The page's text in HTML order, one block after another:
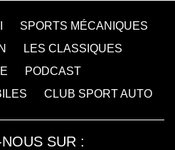
SPORTS MÉCANIQUES
LES CLASSIQUES
PODCAST
CLUB SPORT AUTO
SUR :